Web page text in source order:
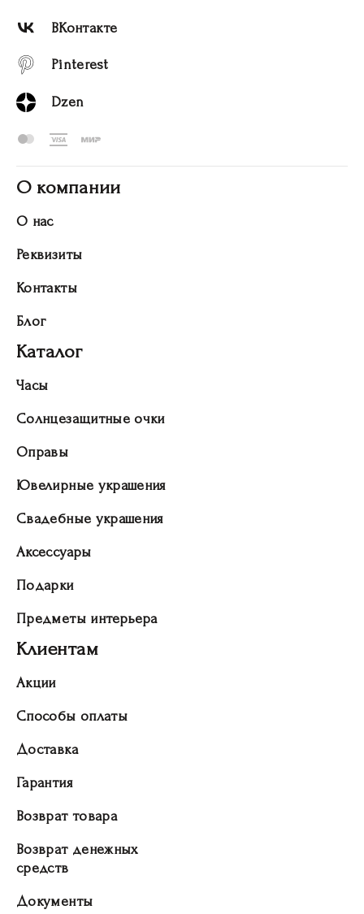
ВКонтакте
Pinterest
Dzen
О компании
О нас
Реквизиты
Контакты
Блог
Каталог
Часы
Солнцезащитные очки
Оправы
Ювелирные украшения
Свадебные украшения
Аксессуары
Подарки
Предметы интерьера
Клиентам
Акции
Способы оплаты
Доставка
Гарантия
Возврат товара
Возврат денежных
средств
Документы